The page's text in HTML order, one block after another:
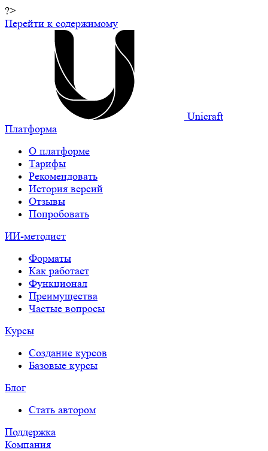
?>
Перейти к содержимому
Unicraft
Платформа
О платформе
Тарифы
Рекомендовать
История версий
Отзывы
Попробовать
ИИ-методист
Форматы
Как работает
Функционал
Преимущества
Частые вопросы
Курсы
Создание курсов
Базовые курсы
Блог
Стать автором
Поддержка
Компания